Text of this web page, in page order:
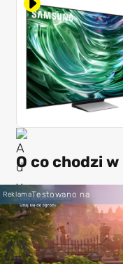
O co chodzi
Testowano na
Reklama